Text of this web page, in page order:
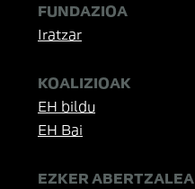
FUNDAZIOA
Iratzar
KOALIZIOAK
EH bildu
EH Bai
EZKER ABERTZALEA